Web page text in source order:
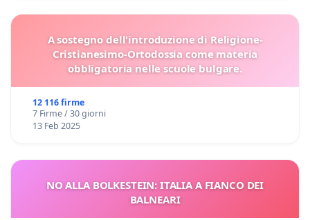
A sostegno dell'introduzione di Religione-
Cristianesimo-Ortodossia come materia
obbligatoria nelle scuole bulgare.
12 116 firme
7 Firme / 30 giorni
13 Feb 2025
NO ALLA BOLKESTEIN: ITALIA A FIANCO DEI
BALNEARI